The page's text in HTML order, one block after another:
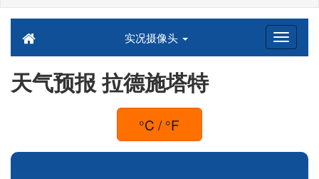
实况摄像头
天气预报 拉德施塔特
°C / °F